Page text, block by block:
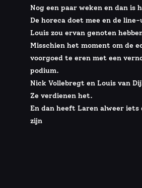
Nog een paar weken en dan is
De horeca doet mee en de
Louis zou ervan genoten
Misschien het moment om de
voorgoed te eren met een
podium.
Nick Vollebregt en Louis van
Ze verdienen het.
En dan heeft Laren alweer
zijn